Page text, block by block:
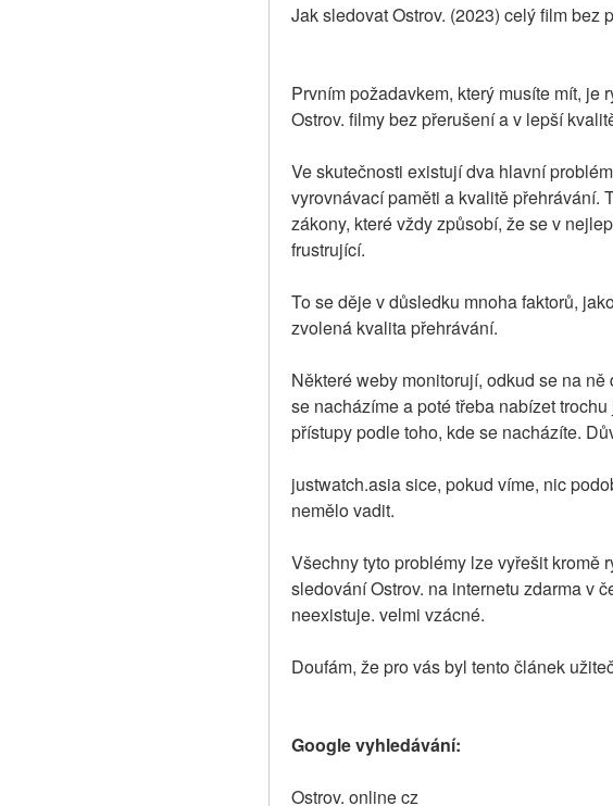
Jak sledovat Ostrov. (2023) celý film bez
Prvním požadavkem, který musíte mít,
Ostrov. filmy bez přerušení a v lepší
Ve skutečnosti existují dva hlavní
vyrovnávací paměti a kvalitě přehrávání.
zákony, které vždy způsobí, že se v
frustrující.
To se děje v důsledku mnoha faktorů,
zvolená kvalita přehrávání.
Některé weby monitorují, odkud se na
se nacházíme a poté třeba nabízet
přístupy podle toho, kde se nacházíte.
justwatch.asia sice, pokud víme, nic
nemělo vadit.
Všechny tyto problémy lze vyřešit kromě
sledování Ostrov. na internetu zdarma v
neexistuje. velmi vzácné.
Doufám, že pro vás byl tento článek
Google vyhledávání:
Ostrov. online cz